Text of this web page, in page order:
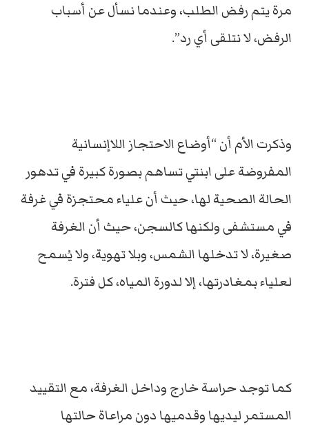
مرة يتم رفض الطلب، وعندما نسأل عن أسباب
الرفض، لا نتلقى أي رد”.
وذكرت الأم أن “أوضاع الاحتجاز اللاإنسانية
المفروضة على ابنتي تساهم بصورة كبيرة في تدهور
الحالة الصحية لها، حيث أن علياء محتجزة في غرفة
في مستشفى ولكنها كالسجن، حيث أن الغرفة
صغيرة، لا تدخلها الشمس، وبلا تهوية، ولا يُسمح
لعلياء بمغادرتها، إلا لدورة المياه، كل فترة.
كما توجد حراسة خارج وداخل الغرفة، مع التقييد
المستمر ليديها وقدميها دون مراعاة حالتها